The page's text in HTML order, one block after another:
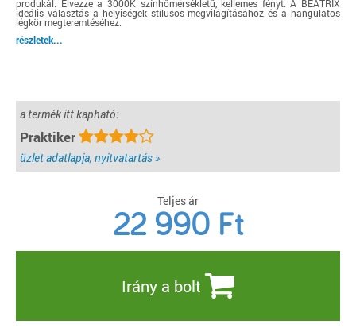
produkál. Élvezze a 3000K színhőmérsékletű, kellemes fényt. A BEATRIX
ideális választás a helyiségek stílusos megvilágításához és a hangulatos
légkör megteremtéséhez.
részletek...
a termék itt kapható:
Praktiker
üzlet adatlapja, nyitvatartás »
Teljes ár
22 990 Ft
Irány a bolt